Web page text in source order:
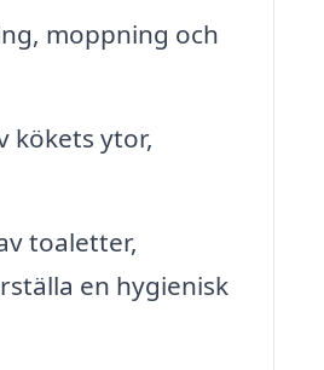
moppning och
kökets ytor,
toaletter,
en hygienisk